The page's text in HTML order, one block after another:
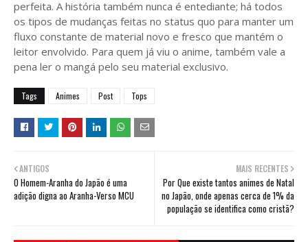
perfeita. A história também nunca é entediante; há todos
os tipos de mudanças feitas no status quo para manter um
fluxo constante de material novo e fresco que mantém o
leitor envolvido. Para quem já viu o anime, também vale a
pena ler o mangá pelo seu material exclusivo.
Tags Animes Post Tops
MAIS RECENTES
Por Que existe tantos animes de Natal
no Japão, onde apenas cerca de 1% da
população se identifica como cristã?
ANTIGOS
O Homem-Aranha do Japão é uma
adição digna ao Aranha-Verso MCU